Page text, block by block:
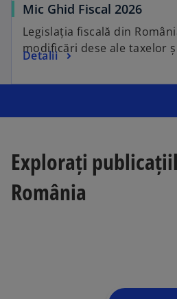
Mic Ghid Fiscal 2026
Legislația fiscală din
modificări dese ale taxelor
Detalii
Explorați
România